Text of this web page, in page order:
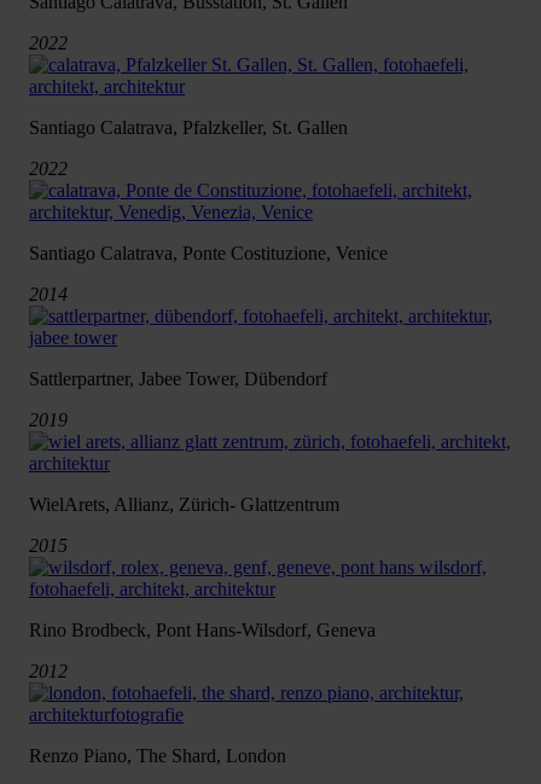
2022
Santiago Calatrava, Pfalzkeller, St. Gallen
2022
Santiago Calatrava, Ponte Costituzione, Venice
2014
Sattlerpartner, Jabee Tower, Dübendorf
2019
WielArets, Allianz, Zürich- Glattzentrum
2015
Rino Brodbeck, Pont Hans-Wilsdorf, Geneva
2012
Renzo Piano, The Shard, London